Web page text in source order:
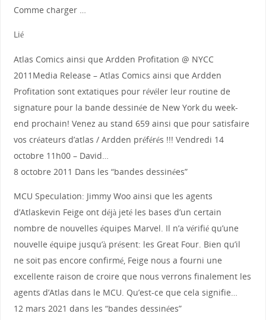
Comme charger …
Lié
Atlas Comics ainsi que Ardden Profitation @ NYCC
2011Media Release – Atlas Comics ainsi que Ardden
Profitation sont extatiques pour révéler leur routine de
signature pour la bande dessinée de New York du week-
end prochain! Venez au stand 659 ainsi que pour satisfaire
vos créateurs d’atlas / Ardden préférés !!! Vendredi 14
octobre 11h00 – David…
8 octobre 2011 Dans les “bandes dessinées”
MCU Speculation: Jimmy Woo ainsi que les agents
d’Atlaskevin Feige ont déjà jeté les bases d’un certain
nombre de nouvelles équipes Marvel. Il n’a vérifié qu’une
nouvelle équipe jusqu’à présent: les Great Four. Bien qu’il
ne soit pas encore confirmé, Feige nous a fourni une
excellente raison de croire que nous verrons finalement les
agents d’Atlas dans le MCU. Qu’est-ce que cela signifie…
12 mars 2021 dans les “bandes dessinées”